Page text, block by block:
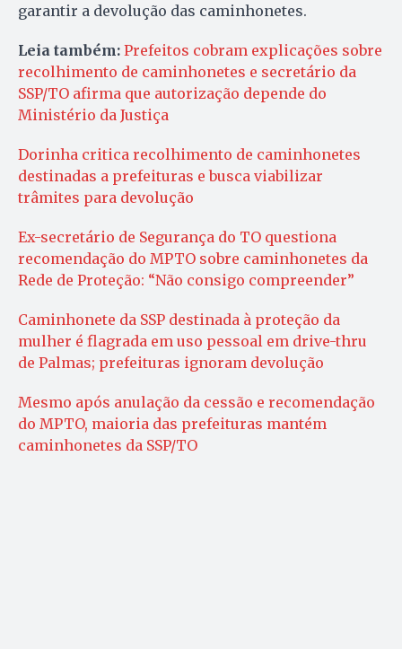
garantir a devolução das caminhonetes.
Leia também: Prefeitos cobram explicações sobre
recolhimento de caminhonetes e secretário da
SSP/TO afirma que autorização depende do
Ministério da Justiça
Dorinha critica recolhimento de caminhonetes
destinadas a prefeituras e busca viabilizar
trâmites para devolução
Ex-secretário de Segurança do TO questiona
recomendação do MPTO sobre caminhonetes da
Rede de Proteção: “Não consigo compreender”
Caminhonete da SSP destinada à proteção da
mulher é flagrada em uso pessoal em drive-thru
de Palmas; prefeituras ignoram devolução
Mesmo após anulação da cessão e recomendação
do MPTO, maioria das prefeituras mantém
caminhonetes da SSP/TO